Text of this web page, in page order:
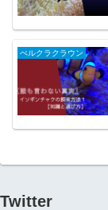
ぺルクラクラウン
Twitter